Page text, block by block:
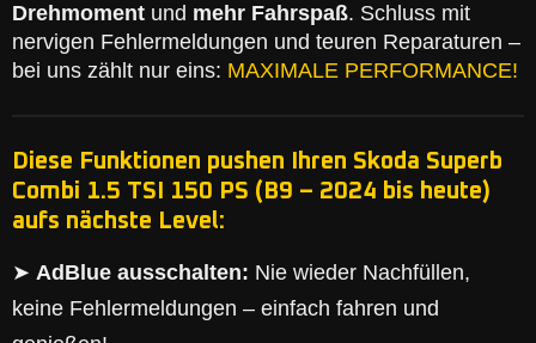
Drehmoment und mehr Fahrspaß. Schluss mit
nervigen Fehlermeldungen und teuren Reparaturen –
bei uns zählt nur eins: MAXIMALE PERFORMANCE!
Diese Funktionen pushen Ihren Skoda Superb
Combi 1.5 TSI 150 PS (B9 – 2024 bis heute)
aufs nächste Level:
➤ AdBlue ausschalten: Nie wieder Nachfüllen,
keine Fehlermeldungen – einfach fahren und